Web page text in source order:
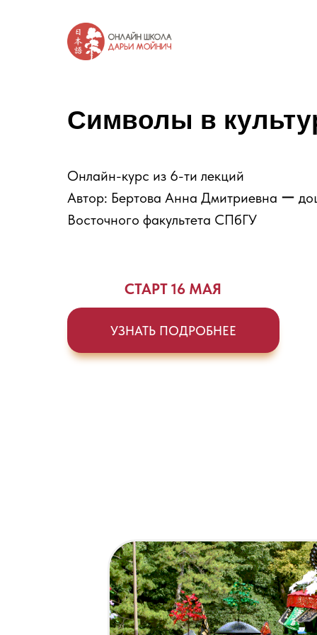
Символы в
УЗНАТЬ ПОДРОБНЕЕ
Онлайн-курс из 6-ти лекций
Автор: Бертова Анна Дмитриевна ー
Восточного факультета СПбГУ
СТАРТ 16 МАЯ